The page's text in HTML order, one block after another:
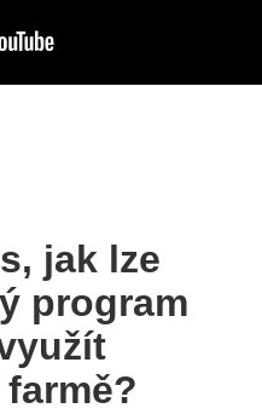
jak lze
program